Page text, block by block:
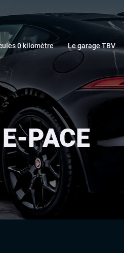
0 kilomètre Le garage TBV
PACE